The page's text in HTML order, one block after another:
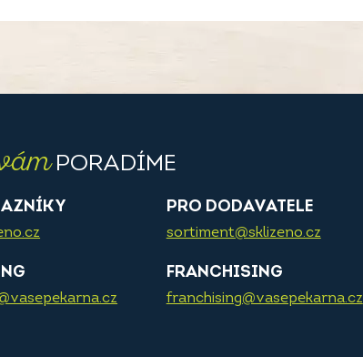
PORADÍME
PRO DODAVATELE
sortiment@sklizeno.cz
FRANCHISING
franchising@vasepekarna.cz